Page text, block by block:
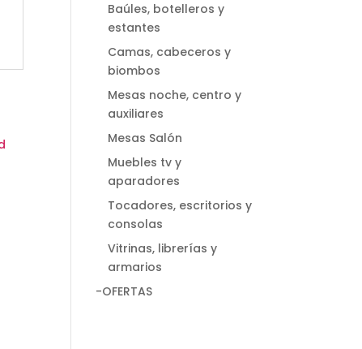
Baúles, botelleros y
estantes
Camas, cabeceros y
biombos
Mesas noche, centro y
auxiliares
Mesas Salón
Muebles tv y
aparadores
Tocadores, escritorios y
consolas
Vitrinas, librerías y
armarios
-OFERTAS